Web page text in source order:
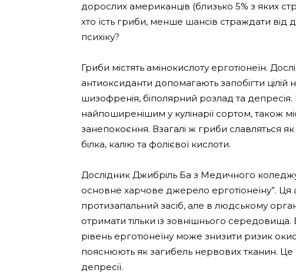
дорослих американців (близько 5% з яких
хто їсть гриби, менше шансів страждати від
психіку?
Гриби містять амінокислоту ерготіонеїн.
антиоксиданти допомагають запобігти цілій
шизофренія, біполярний розлад та депресія.
найпоширенішим у кулінарії сортом, також
занепокоєння. Взагалі ж гриби славляться
білка, калію та фолієвої кислоти.
Дослідник Джибріль Ба з Медичного коледжу
основне харчове джерело ерготіонеїну”. Ця
протизапальний засіб, але в людському
отримати тільки із зовнішнього
рівень ерготіонеїну може знизити ризик
пояснюють як загибель нервових тканин.
депресії.